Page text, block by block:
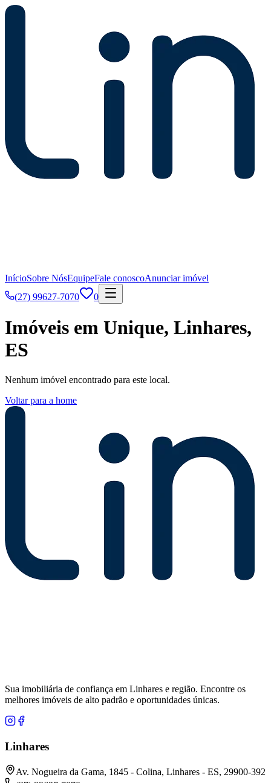
InícioSobre NósEquipeFale conoscoAnunciar imóvel
(27) 99627-7070
0
Imóveis em Unique, Linhares,
ES
Nenhum imóvel encontrado para este local.
Voltar para a home
Sua imobiliária de confiança em Linhares e região. Encontre os
melhores imóveis de alto padrão e oportunidades únicas.
Linhares
Av. Nogueira da Gama, 1845 - Colina, Linhares - ES, 29900-392